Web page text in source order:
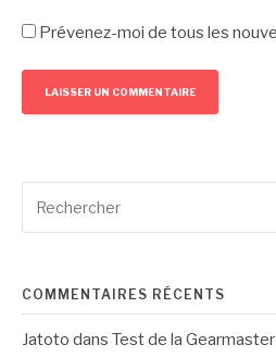
Prévenez-moi de tous les
pour
COMMENTAIRES RÉCENTS
Jatoto dans Test de la